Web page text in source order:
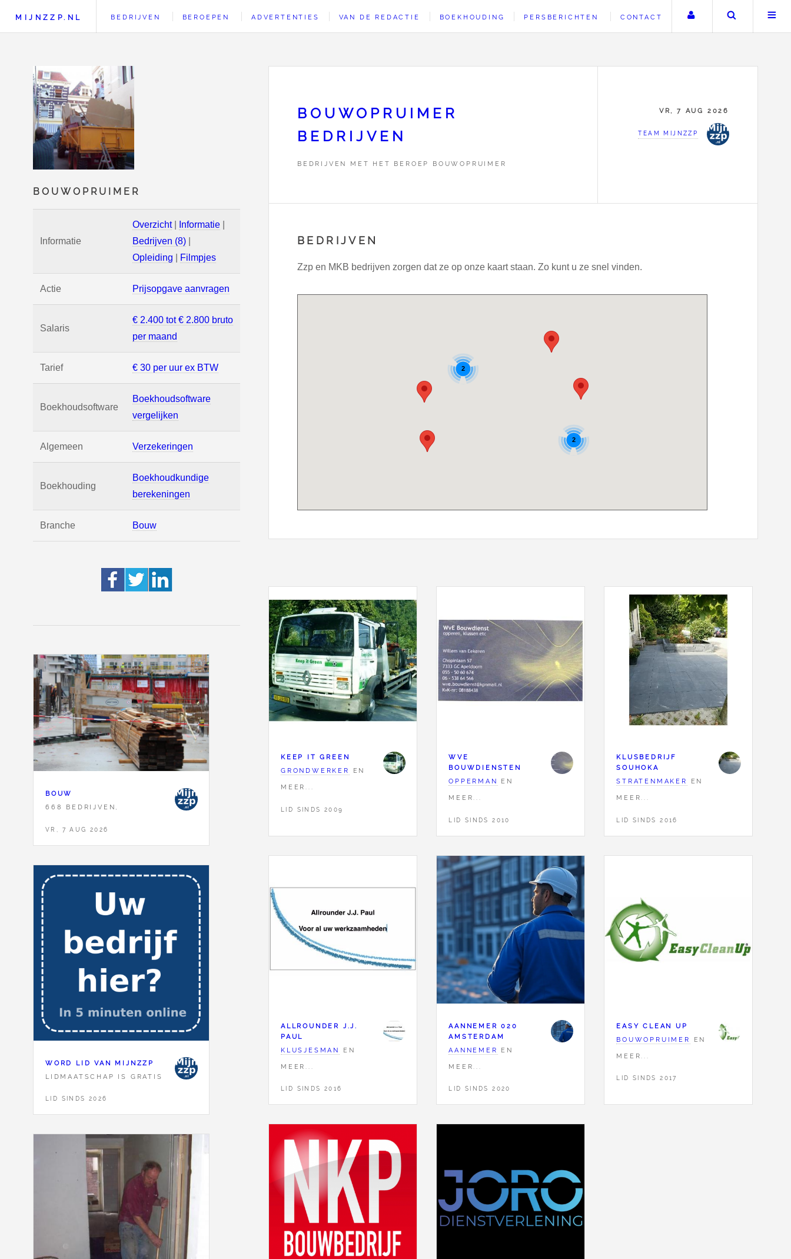
BOUWOPRUIMER
Informatie
Overzicht| Informatie
Bedrijven (8)
Opleiding
Filmpjes
Actie Prijsopgave aanvragen
Salaris
€ 2.400 tot € 2.800 bruto
per maand
Tarief € 30 per uur ex BTW
Boekhoudsoftware
Boekhoudsoftware
vergelijken
Algemeen Verzekeringen
Boekhouding
Boekhoudkundige
berekeningen
Branche Bouw
BOUW
668 BEDRIJVEN,
VR, 7 AUG 2026
WORD LID VAN MIJNZZP
LIDMAATSCHAP IS GRATIS
LID SINDS 2026
MIJNZZP.NL BEDRIJVEN BEROEPEN ADVERTENTIES VAN DE REDACTIE BOEKHOUDING PERSBERICHTEN CONTACT Uw accountZoeken
BOUWOPRUIMER
BEDRIJVEN
BEDRIJVEN MET HET BEROEP BOUWOPRUIMER
VR, 7 AUG 2026
TEAM MIJNZZP
BEDRIJVEN
Zzp en MKB bedrijven zorgen dat ze op onze kaart staan. Zo kunt u ze snel vinden.
2
2
KEEP IT GREEN
GRONDWERKER
EN
MEER...
LID SINDS 2009
WVE
BOUWDIENSTEN
OPPERMAN
EN
MEER...
LID SINDS 2010
KLUSBEDRIJF
SOUHOKA
STRATENMAKER
EN
MEER...
LID SINDS 2016
ALLROUNDER J.J.
PAUL
KLUSJESMAN
EN
MEER...
LID SINDS 2016
AANNEMER 020
AMSTERDAM
AANNEMER
EN
MEER...
LID SINDS 2020
EASY CLEAN UP
BOUWOPRUIMER
EN
MEER...
LID SINDS 2017